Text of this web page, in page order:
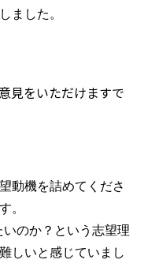
ました。
見をいただけますで
動機を詰めてくださ
。
のか？という志望理
しいと感じていまし